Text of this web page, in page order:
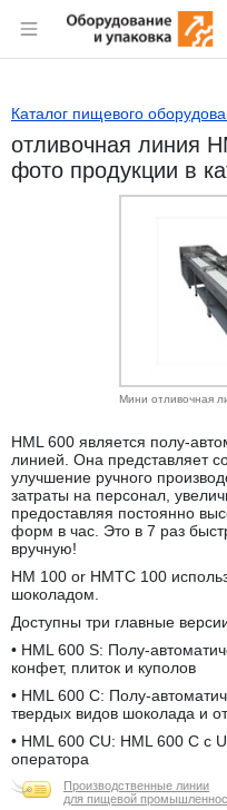
Раздел
Каталог пищевого
отливочная линия
фото продукции в
Мини отливочная
HML 600 является
линией. Она представляет
улучшение ручного
затраты на персонал,
предоставляя постоянно
форм в час. Это в 7 раз
вручную!
HM 100 or HMTC 100
шоколадом.
Доступны три главные
• HML 600 S:
конфет, плиток и куполов
• HML 600 C:
твердых видов шоколада и
• HML 600 CU: HML 600 C с
оператора
Производственные линии
для пищевой